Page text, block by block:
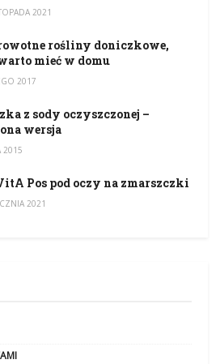
2021
rośliny doniczkowe,
mieć w domu
2017
z sody oczyszczonej –
wersja
2015
Pos pod oczy na zmarszczki
2021